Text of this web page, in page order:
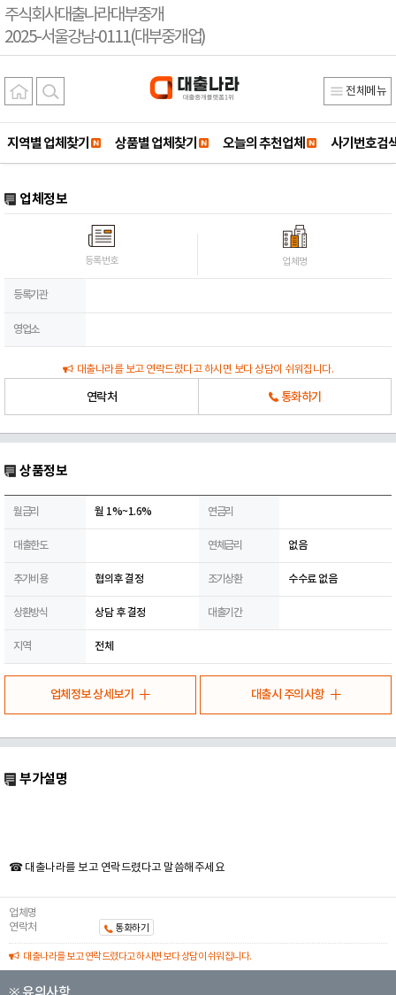
주식회사대출나라대부중개
2025-서울강남-0111(대부중개업)
전체메뉴
지역별 업체찾기 상품별 업체찾기 오늘의 추천업체 사기번호검
업체정보
등록번호 업체명
등록기관
영업소
대출나라를 보고 연락드렸다고 하시면 보다 상담이 쉬워집니다.
연락처 통화하기
상품정보
월금리 월 1%~1.6% 연금리
대출한도 연체금리 없음
추가비용 협의후 결정 조기상환 수수료 없음
상환방식 상담 후 결정 대출기간
지역 전체
업체정보 상세보기 대출시 주의사항
부가설명
☎ 대출나라를 보고 연락드렸다고 말씀해주세요
업체명
연락처
통화하기
대출나라를 보고 연락드렸다고 하시면 보다 상담이 쉬워집니다.